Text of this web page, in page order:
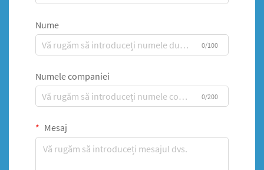
Nume
0/100
Numele companiei
0/200
Mesaj